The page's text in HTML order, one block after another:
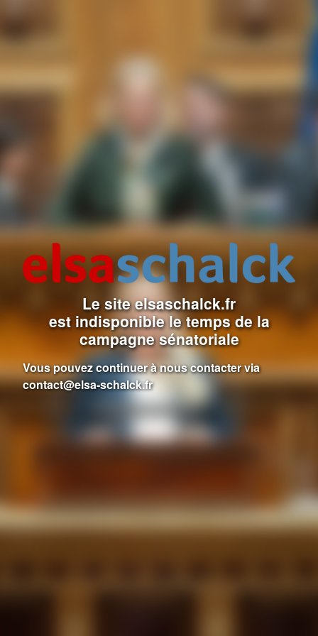
Le site elsaschalck.fr
est indisponible le temps de la
campagne sénatoriale
Vous pouvez continuer à nous contacter via
contact@elsa-schalck.fr